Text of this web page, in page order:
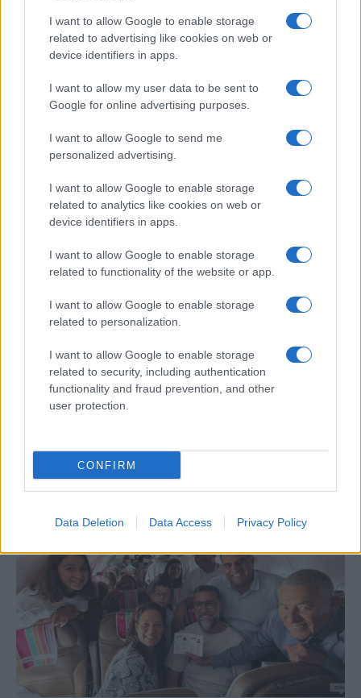
I want to allow Google to enable storage
related to advertising like cookies on web or
device identifiers in apps.
I want to allow my user data to be sent to
Google for online advertising purposes.
I want to allow Google to send me
personalized advertising.
I want to allow Google to enable storage
related to analytics like cookies on web or
device identifiers in apps.
I want to allow Google to enable storage
related to functionality of the website or app.
I want to allow Google to enable storage
related to personalization.
I want to allow Google to enable storage
related to security, including authentication
functionality and fraud prevention, and other
user protection.
CONFIRM
Data Deletion Data Access Privacy Policy
harcjárművekhez képest.
A sikeres teszt egyben azt is mutatja, hogy
az európai hadseregek az ukrajnai háború
tapasztalatait egyre inkább beépítik
fejlesztéseikbe. A Diehl Defence közlése
szerint a Zieselt már több fegyveres erő –
köztük német és ukrán egységek – is
teszteli, ami növekvő nemzetközi
érdeklődésre utal a rendszer iránt.
Gépágyút kap a Katica – új
Magyarország és Törökország
Indul az olcsó európai rakéták
tömeggyártása – összefogott
Rheinmetall és a Destinus